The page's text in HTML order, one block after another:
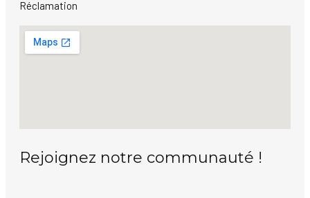
Réclamation
Rejoignez notre communauté !